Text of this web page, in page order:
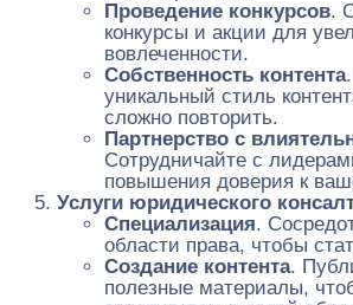
Проведение конкурсов.
конкурсы и акции для
вовлеченности.
Собственность контента
уникальный стиль
сложно повторить.
Партнерство с
Сотрудничайте с
повышения доверия к
Услуги юридического
Специализация.
области права, чтобы
Создание контента.
полезные материалы,